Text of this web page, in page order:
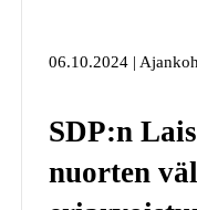
06.10.2024 |
SDP:n
nuorten